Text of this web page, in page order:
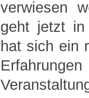
verwiesen
geht jetzt
hat sich ein